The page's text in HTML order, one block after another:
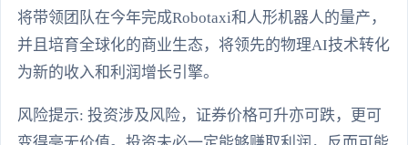
将带领团队在今年完成Robotaxi和人形机器人的量产，
并且培育全球化的商业生态，将领先的物理AI技术转化
为新的收入和利润增长引擎。
风险提示: 投资涉及风险，证券价格可升亦可跌，更可